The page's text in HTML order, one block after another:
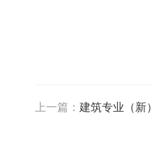
上一篇： 建筑专业（新）